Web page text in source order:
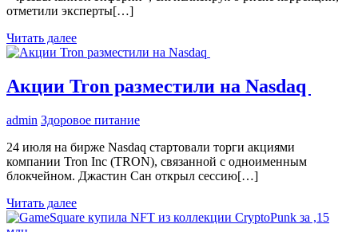
отметили эксперты[…]
Читать далее
Акции Tron разместили на Nasdaq
admin Здоровое питание
24 июля на бирже Nasdaq стартовали торги акциями
компании Tron Inc (TRON), связанной с одноименным
блокчейном. Джастин Сан открыл сессию[…]
Читать далее